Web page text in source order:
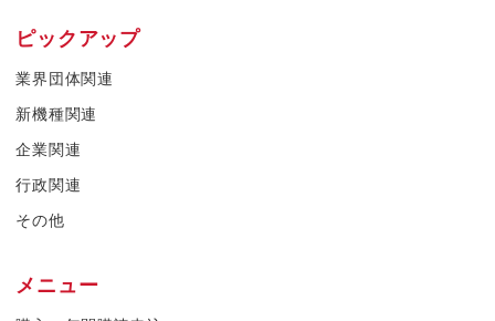
ピックアップ
業界団体関連
新機種関連
企業関連
行政関連
その他
メニュー